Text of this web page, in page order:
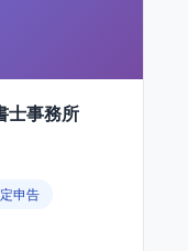
士事務所
申告